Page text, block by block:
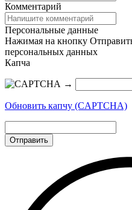
Комментарий
Персональные данные
Нажимая на кнопку
персональных данных
Капча
→
Обновить капчу (CAPTCHA)
Отправить